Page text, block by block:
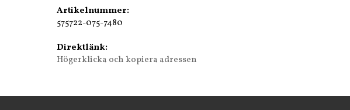
Artikelnummer:
575722-075-7480
Direktlänk:
Högerklicka och kopiera adressen